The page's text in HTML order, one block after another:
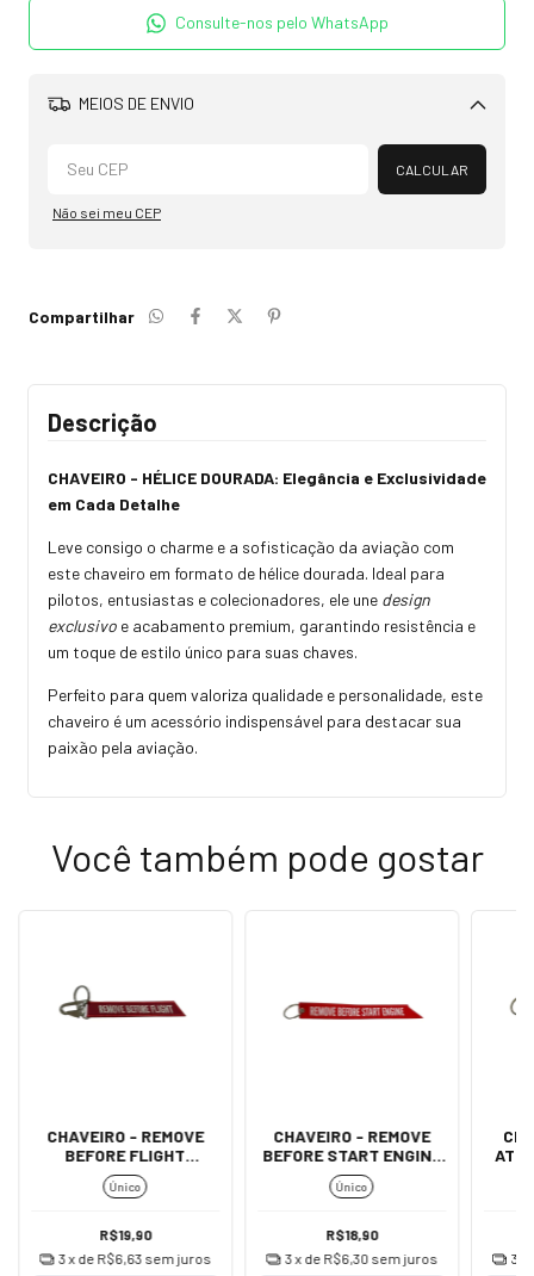
Consulte-nos pelo WhatsApp
MEIOS DE ENVIO
Alterar CEP
CALCULAR
Não sei meu CEP
Compartilhar
Descrição
CHAVEIRO - HÉLICE DOURADA: Elegância e Exclusividade
em Cada Detalhe
Leve consigo o charme e a sofisticação da aviação com
este chaveiro em formato de hélice dourada. Ideal para
pilotos, entusiastas e colecionadores, ele une design
exclusivo e acabamento premium, garantindo resistência e
um toque de estilo único para suas chaves.
Perfeito para quem valoriza qualidade e personalidade, este
chaveiro é um acessório indispensável para destacar sua
paixão pela aviação.
Você também pode gostar
CHAVEIRO - REMOVE
BEFORE FLIGHT
(MOSQUETÃO)
Único
R$19,90
3x de R$6,63 sem juros
CHAVEIRO - REMOVE
BEFORE START ENGINE
(IMPORTADO)
Único
R$18,90
3x de R$6,30 sem juros 3